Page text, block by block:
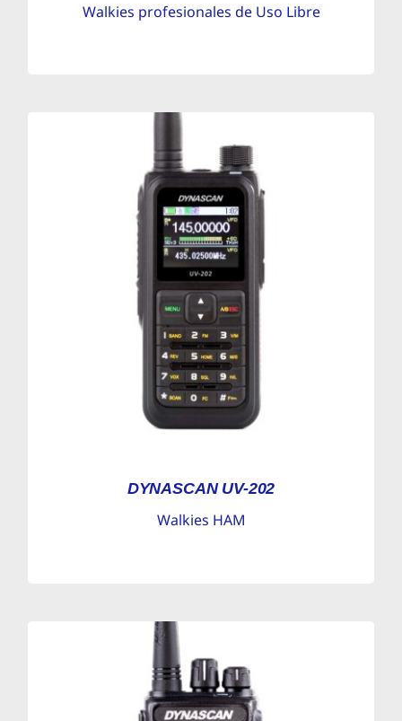
Walkies profesionales de Uso Libre
DYNASCAN UV-202
Walkies HAM